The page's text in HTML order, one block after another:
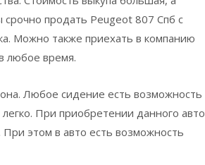
продать Peugeot 807 Спб с
Можно также приехать в компанию
любое время.
Любое сидение есть возможность
При приобретении данного авто
этом в авто есть возможность